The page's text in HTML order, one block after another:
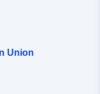
Union